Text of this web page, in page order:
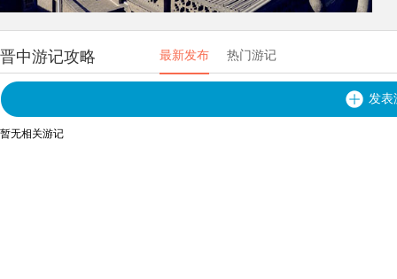
晋中游记攻略 最新发布 热门游记
发表
暂无相关游记